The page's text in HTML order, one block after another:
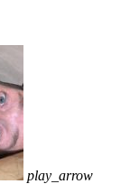
play_arrow